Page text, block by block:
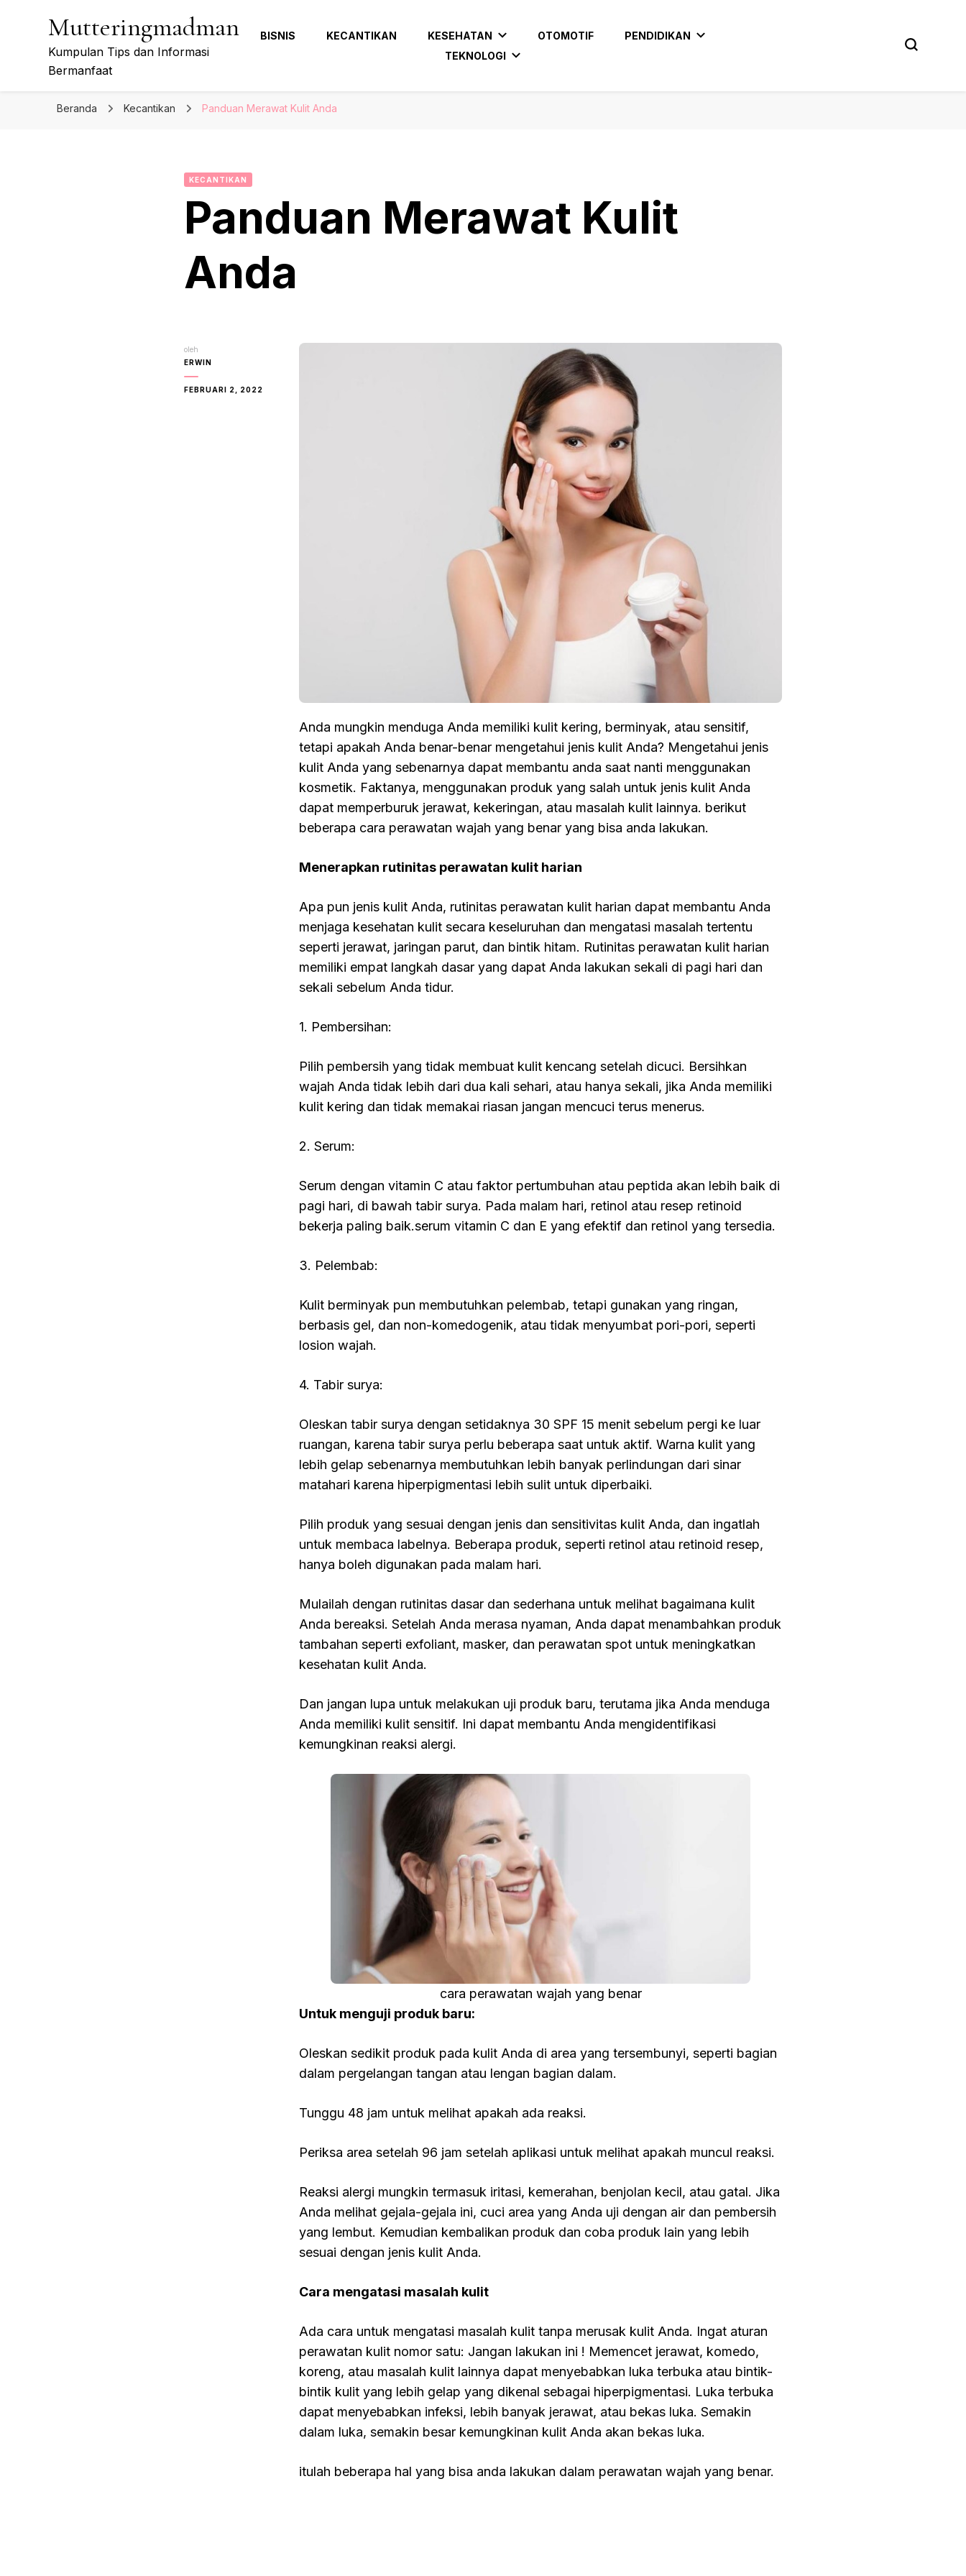
Mutteringmadman
Kumpulan Tips dan Informasi
Bermanfaat
BISNIS KECANTIKAN KESEHATAN OTOMOTIF
PENDIDIKAN
TEKNOLOGI
Beranda Kecantikan Panduan Merawat Kulit Anda
KECANTIKAN
Panduan Merawat Kulit
Anda
oleh
ERWIN
FEBRUARI 2, 2022
Anda mungkin menduga Anda memiliki kulit kering, berminyak, atau sensitif,
tetapi apakah Anda benar-benar mengetahui jenis kulit Anda? Mengetahui jenis
kulit Anda yang sebenarnya dapat membantu anda saat nanti menggunakan
kosmetik. Faktanya, menggunakan produk yang salah untuk jenis kulit Anda
dapat memperburuk jerawat, kekeringan, atau masalah kulit lainnya. berikut
beberapa cara perawatan wajah yang benar yang bisa anda lakukan.
Menerapkan rutinitas perawatan kulit harian
Apa pun jenis kulit Anda, rutinitas perawatan kulit harian dapat membantu Anda
menjaga kesehatan kulit secara keseluruhan dan mengatasi masalah tertentu
seperti jerawat, jaringan parut, dan bintik hitam. Rutinitas perawatan kulit harian
memiliki empat langkah dasar yang dapat Anda lakukan sekali di pagi hari dan
sekali sebelum Anda tidur.
1. Pembersihan:
Pilih pembersih yang tidak membuat kulit kencang setelah dicuci. Bersihkan
wajah Anda tidak lebih dari dua kali sehari, atau hanya sekali, jika Anda memiliki
kulit kering dan tidak memakai riasan jangan mencuci terus menerus.
2. Serum:
Serum dengan vitamin C atau faktor pertumbuhan atau peptida akan lebih baik di
pagi hari, di bawah tabir surya. Pada malam hari, retinol atau resep retinoid
bekerja paling baik.serum vitamin C dan E yang efektif dan retinol yang tersedia.
3. Pelembab:
Kulit berminyak pun membutuhkan pelembab, tetapi gunakan yang ringan,
berbasis gel, dan non-komedogenik, atau tidak menyumbat pori-pori, seperti
losion wajah.
4. Tabir surya:
Oleskan tabir surya dengan setidaknya 30 SPF 15 menit sebelum pergi ke luar
ruangan, karena tabir surya perlu beberapa saat untuk aktif. Warna kulit yang
lebih gelap sebenarnya membutuhkan lebih banyak perlindungan dari sinar
matahari karena hiperpigmentasi lebih sulit untuk diperbaiki.
Pilih produk yang sesuai dengan jenis dan sensitivitas kulit Anda, dan ingatlah
untuk membaca labelnya. Beberapa produk, seperti retinol atau retinoid resep,
hanya boleh digunakan pada malam hari.
Mulailah dengan rutinitas dasar dan sederhana untuk melihat bagaimana kulit
Anda bereaksi. Setelah Anda merasa nyaman, Anda dapat menambahkan produk
tambahan seperti exfoliant, masker, dan perawatan spot untuk meningkatkan
kesehatan kulit Anda.
Dan jangan lupa untuk melakukan uji produk baru, terutama jika Anda menduga
Anda memiliki kulit sensitif. Ini dapat membantu Anda mengidentifikasi
kemungkinan reaksi alergi.
cara perawatan wajah yang benar
Untuk menguji produk baru:
Oleskan sedikit produk pada kulit Anda di area yang tersembunyi, seperti bagian
dalam pergelangan tangan atau lengan bagian dalam.
Tunggu 48 jam untuk melihat apakah ada reaksi.
Periksa area setelah 96 jam setelah aplikasi untuk melihat apakah muncul reaksi.
Reaksi alergi mungkin termasuk iritasi, kemerahan, benjolan kecil, atau gatal. Jika
Anda melihat gejala-gejala ini, cuci area yang Anda uji dengan air dan pembersih
yang lembut. Kemudian kembalikan produk dan coba produk lain yang lebih
sesuai dengan jenis kulit Anda.
Cara mengatasi masalah kulit
Ada cara untuk mengatasi masalah kulit tanpa merusak kulit Anda. Ingat aturan
perawatan kulit nomor satu: Jangan lakukan ini ! Memencet jerawat, komedo,
koreng, atau masalah kulit lainnya dapat menyebabkan luka terbuka atau bintik-
bintik kulit yang lebih gelap yang dikenal sebagai hiperpigmentasi. Luka terbuka
dapat menyebabkan infeksi, lebih banyak jerawat, atau bekas luka. Semakin
dalam luka, semakin besar kemungkinan kulit Anda akan bekas luka.
itulah beberapa hal yang bisa anda lakukan dalam perawatan wajah yang benar.